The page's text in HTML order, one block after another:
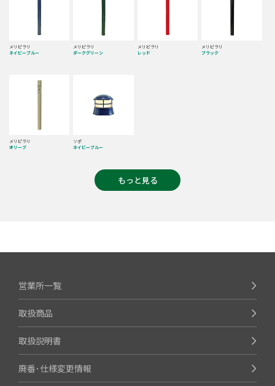
メリピラリ
ネイビーブルー
メリピラリ
ダークグリーン
メリピラリ
レッド
メリピラリ
ブラック
メリピラリ
オリーブ
ソポ
ネイビーブルー
もっと見る
営業所一覧
取扱商品
取扱説明書
廃番･仕様変更情報